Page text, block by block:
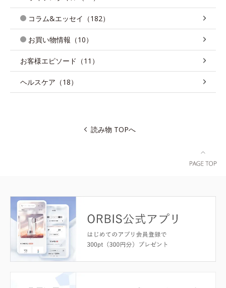
コラム&エッセイ（182）
お買い物情報（10）
お客様エピソード（11）
ヘルスケア（18）
読み物 TOPへ